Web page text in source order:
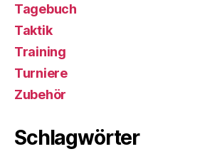
Tagebuch
Taktik
Training
Turniere
Zubehör
Schlagwörter